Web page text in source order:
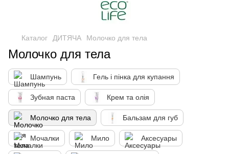
Каталог ДИТЯЧА Молочко для тела
Молочко для тела
Шампунь Гель і пінка для купання
Зубная паста Крем та олія
Молочко для тела Бальзам для губ
Мочалки Мило Аксесуары